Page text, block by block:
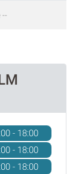
--
- 18:00
- 18:00
- 18:00